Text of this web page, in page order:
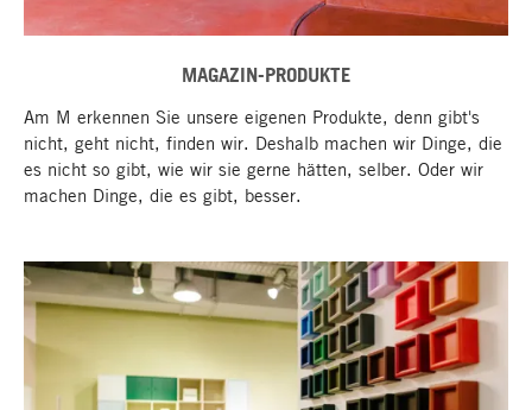
MAGAZIN-PRODUKTE
Am M erkennen Sie unsere eigenen Produkte, denn gibt's
nicht, geht nicht, finden wir. Deshalb machen wir Dinge, die
es nicht so gibt, wie wir sie gerne hätten, selber. Oder wir
machen Dinge, die es gibt, besser.